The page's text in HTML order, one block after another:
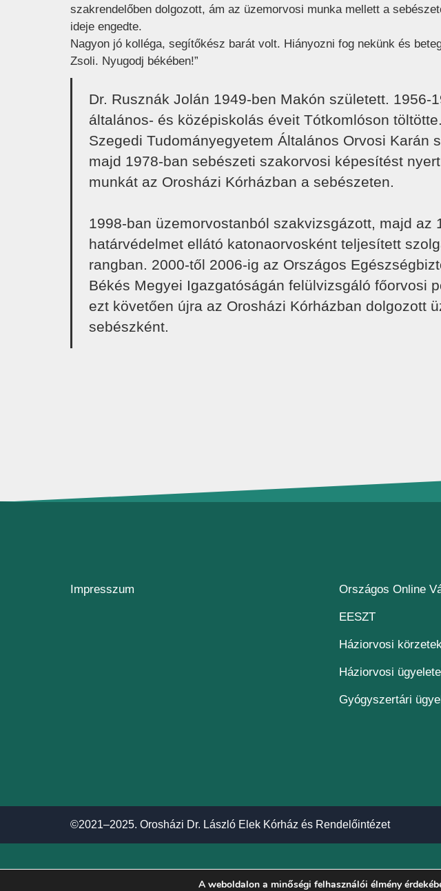
szakrendelőben dolgozott, ám az üzemorvosi munka mellett a
ideje engedte.
Nagyon jó kolléga, segítőkész barát volt. Hiányozni fog nekünk és
Zsoli. Nyugodj békében!”
Dr. Rusznák Jolán 1949-ben Makón született. 1956-
általános- és középiskolás éveit Tótkomlóson
Szegedi Tudományegyetem Általános Orvosi Karán
majd 1978-ban sebészeti szakorvosi képesítést
munkát az Orosházi Kórházban a sebészeten.
1998-ban üzemorvostanból szakvizsgázott, majd az
határvédelmet ellátó katonaorvosként teljesített
rangban. 2000-től 2006-ig az Országos
Békés Megyei Igazgatóságán felülvizsgáló főorvosi
ezt követően újra az Orosházi Kórházban dolgozott
sebészként.
Impresszum Országos Online
EESZT(új ablakban
Háziorvosi
Háziorvosi
Gyógyszertári
©2021–2025. Orosházi Dr. László Elek Kórház és Rendelőintézet
A weboldalon a minőségi felhasználói élmény